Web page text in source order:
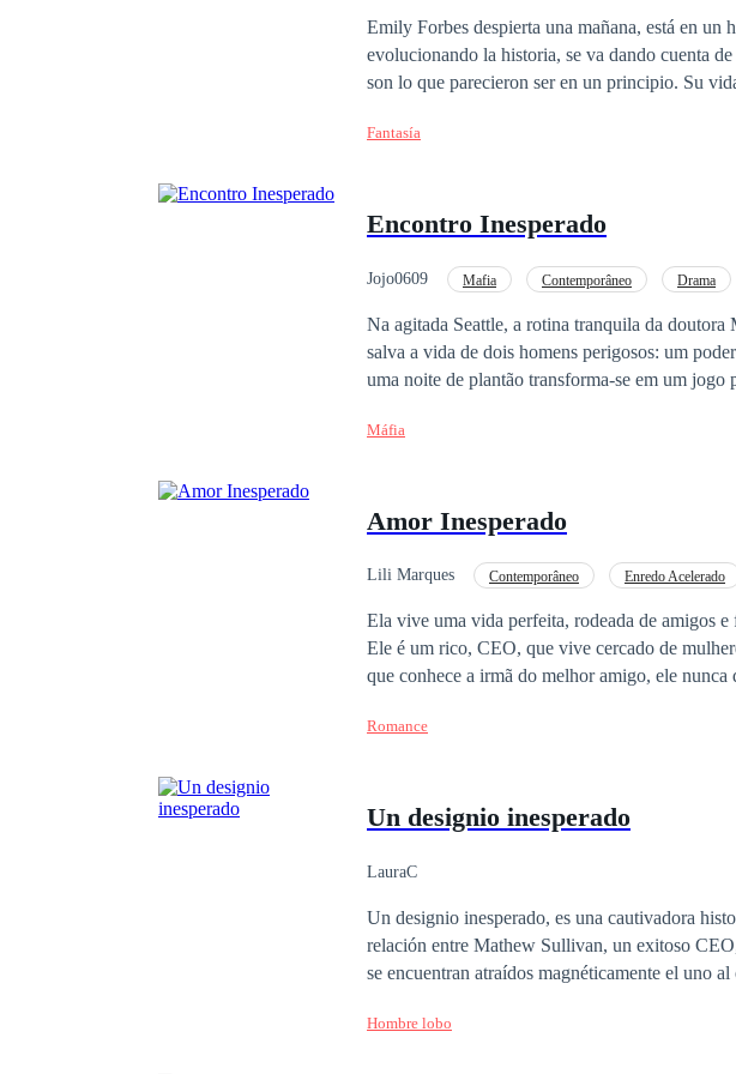
Emily Forbes despierta una mañana, está en
evolucionando la historia, se va dando cuenta
son lo que parecieron ser en un principio. Su
enfrentó William durante el tiempo en el que
Fantasía
Encontro Inesperado
Jojo0609 Mafia Contemporâneo Drama
Na agitada Seattle, a rotina tranquila da
salva a vida de dois homens perigosos: um
uma noite de plantão transforma-se em um jogo
encontra proteção no homem que deveria
surgem, Megan precisará enfrentar escolhas
que promete prender você do começo ao fim!
Máfia
Amor Inesperado
Lili Marques Contemporâneo Enredo Acelerado
Ela vive uma vida perfeita, rodeada de amigos
Ele é um rico, CEO, que vive cercado de
que conhece a irmã do melhor amigo, ele nunca
irmão até seus pensamentos a traem. Mas os segredos que ela escondem podem por um fim nesse
Romance
Un designio inesperado
LauraC
Un designio inesperado, es una cautivadora
relación entre Mathew Sullivan, un exitoso
se encuentran atraídos magnéticamente el uno
su vida a Jenna para protegerla. A pesar de sus
Hombre lobo